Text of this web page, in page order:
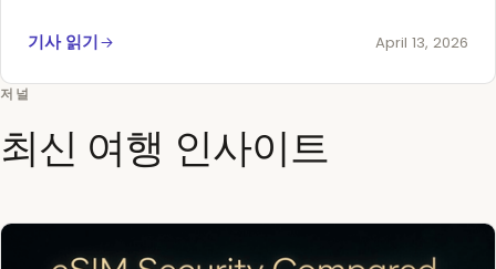
기사 읽기 April 13, 2026
저널
최신 여행 인사이트